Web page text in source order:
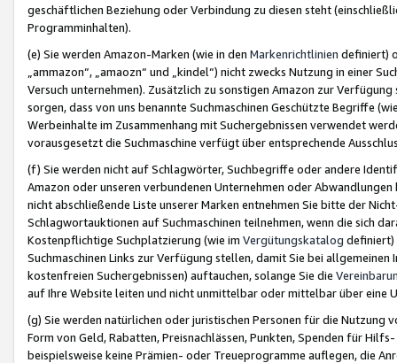
geschäftlichen Beziehung oder Verbindung zu diesen steht
Programminhalten).
(e) Sie werden Amazon-Marken (wie in den Markenrichtlinien definiert)
„ammazon“, „amaozn“ und „kindel“) nicht zwecks Nutzung in einer
Versuch unternehmen). Zusätzlich zu sonstigen Amazon zur
sorgen, dass von uns benannte Suchmaschinen Geschützte Begriffe
Werbeinhalte im Zusammenhang mit Suchergebnissen verwendet
vorausgesetzt die Suchmaschine verfügt über entsprechende
(f) Sie werden nicht auf Schlagwörter, Suchbegriffe oder andere
Amazon oder unseren verbundenen Unternehmen oder
nicht abschließende Liste unserer Marken entnehmen Sie bitte der
Schlagwortauktionen auf Suchmaschinen teilnehmen, wenn die sich
Kostenpflichtige Suchplatzierung (wie im Vergütungskatalog definiert)
Suchmaschinen Links zur Verfügung stellen, damit Sie bei
kostenfreien Suchergebnissen) auftauchen, solange Sie die
auf Ihre Website leiten und nicht unmittelbar oder mittelbar über eine
(g) Sie werden natürlichen oder juristischen Personen für die Nutzung
Form von Geld, Rabatten, Preisnachlässen, Punkten, Spenden für
beispielsweise keine Prämien- oder Treueprogramme auflegen, die